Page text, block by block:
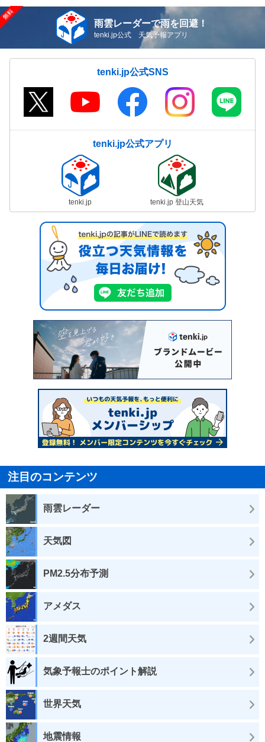
雨雲レーダーで雨を回避！
tenki.jp公式 天気予報アプリ
tenki.jp公式SNS
tenki.jp公式アプリ
tenki.jp tenki.jp 登山天気
注目のコンテンツ
雨雲レーダー
天気図
PM2.5分布予測
アメダス
2週間天気
気象予報士のポイント解説
世界天気
地震情報